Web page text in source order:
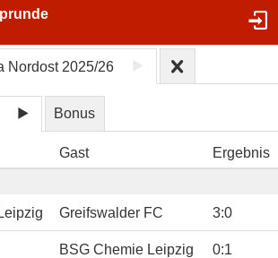
Nordost 2025/26
Bonus
Gast Ergebnis
Greifswalder FC 3:0
BSG Chemie Leipzig 0:1